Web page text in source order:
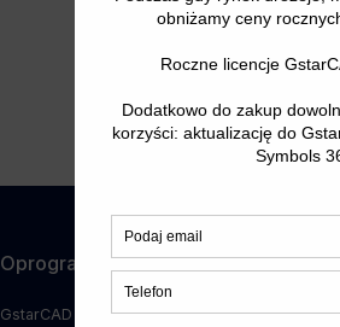
niższe ceny
korzyści
Czytaj
Oprogramowanie
GstarCAD
Dla